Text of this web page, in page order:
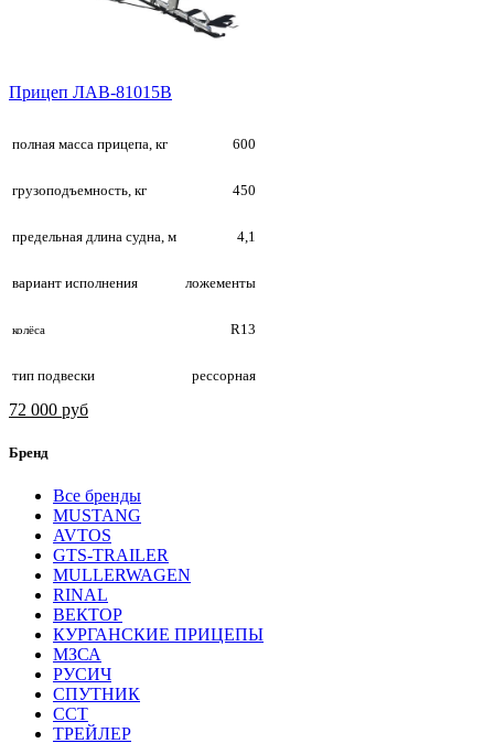
Прицеп ЛАВ-81015B
полная масса прицепа, кг 600
грузоподъемность, кг 450
предельная длина судна, м 4,1
вариант исполнения ложементы
колёса R13
тип подвески рессорная
72 000 руб
Бренд
Все бренды
MUSTANG
AVTOS
GTS-TRAILER
MULLERWAGEN
RINAL
ВЕКТОР
КУРГАНСКИЕ ПРИЦЕПЫ
МЗСА
РУСИЧ
СПУТНИК
ССТ
ТРЕЙЛЕР